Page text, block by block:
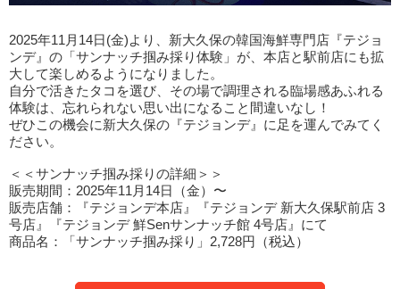
2025年11月14日(金)より、新大久保の韓国海鮮専門店『テジョ
ンデ』の「サンナッチ掴み採り体験」が、本店と駅前店にも拡
大して楽しめるようになりました。
自分で活きたタコを選び、その場で調理される臨場感あふれる
体験は、忘れられない思い出になること間違いなし！
ぜひこの機会に新大久保の『テジョンデ』に足を運んでみてく
ださい。
＜＜サンナッチ掴み採りの詳細＞＞
販売期間：2025年11月14日（金）〜
販売店舗：『テジョンデ本店』『テジョンデ 新大久保駅前店 3
号店』『テジョンデ 鮮Senサンナッチ館 4号店』にて
商品名：「サンナッチ掴み採り」2,728円（税込）